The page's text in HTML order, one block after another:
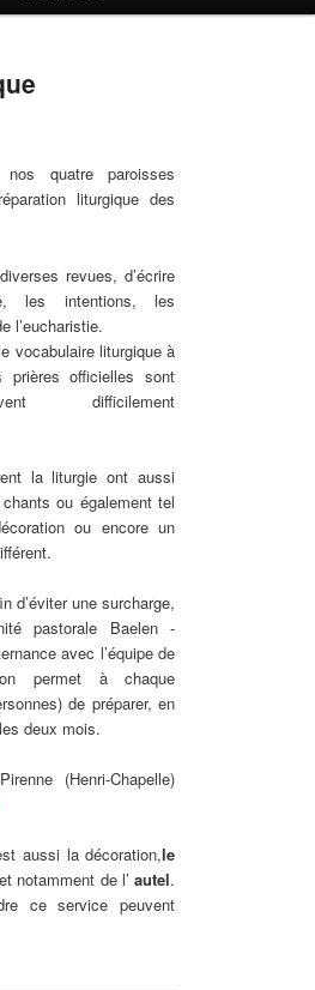
quatre paroisses
liturgique des
revues, d’écrire
les intentions, les
l’eucharistie.
vocabulaire liturgique à
officielles sont
difficilement
la liturgie ont aussi
ou également tel
ou encore un
d’éviter une surcharge,
pastorale Baelen -
avec l’équipe de
permet à chaque
de préparer, en
deux mois.
(Henri-Chapelle)
aussi la décoration,le
notamment de l’autel.
ce service peuvent